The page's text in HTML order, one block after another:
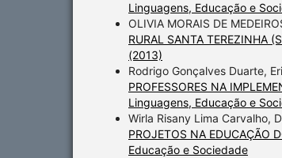
Linguagens, Educação e
OLIVIA MORAIS DE
RURAL SANTA TEREZINHA
(2013)
Rodrigo Gonçalves Duarte,
PROFESSORES NA
Linguagens, Educação e
Wirla Risany Lima Carvalho,
PROJETOS NA EDUCAÇÃO
Educação e Sociedade